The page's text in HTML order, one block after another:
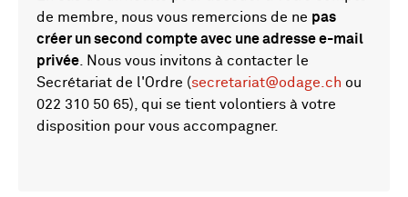
de membre, nous vous remercions de ne pas
créer un second compte avec une adresse e-mail
privée . Nous vous invitons à contacter le
Secrétariat de l'Ordre (secretariat@odage.ch ou
022 310 50 65), qui se tient volontiers à votre
disposition pour vous accompagner.